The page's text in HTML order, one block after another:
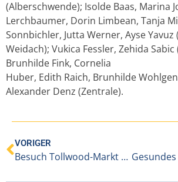
(Alberschwende); Isolde Baas, Marina
Lerchbaumer, Dorin Limbean, Tanja
Sonnbichler, Jutta Werner, Ayse Yavuz
Weidach); Vukica Fessler, Zehida
Brunhilde Fink, Cornelia
Huber, Edith Raich, Brunhilde
Alexander Denz (Zentrale).
VORIGER
Besuch Tollwood-Markt München